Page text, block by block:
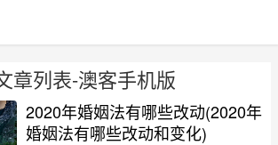
章列表-澳客手机版
2020年婚姻法有哪些改动(2020年
婚姻法有哪些改动和变化)